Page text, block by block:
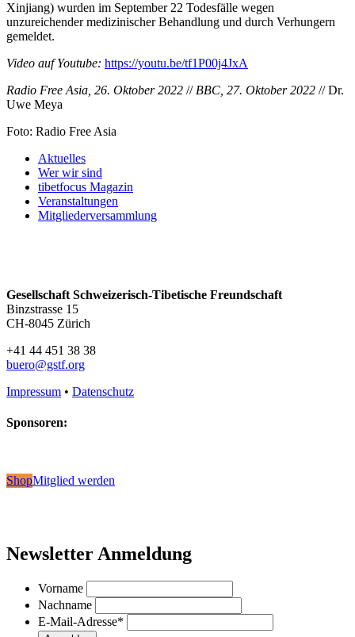
Xinjiang) wurden im September 22 Todesfälle wegen
unzureichender medizinischer Behandlung und durch Verhungern
gemeldet.
Video auf Youtube: https://youtu.be/tf1P00j4JxA
Radio Free Asia, 26. Oktober 2022 // BBC, 27. Oktober 2022 // Dr.
Uwe Meya
Foto: Radio Free Asia
Aktuelles
Wer wir sind
tibetfocus Magazin
Veranstaltungen
Mitgliederversammlung
Gesellschaft Schweizerisch-Tibetische Freundschaft
Binzstrasse 15
CH-8045 Zürich
+41 44 451 38 38
buero@gstf.org
Impressum • Datenschutz
Sponsoren:
ShopMitglied werden
Newsletter Anmeldung
Vorname
Nachname
E-Mail-Adresse*